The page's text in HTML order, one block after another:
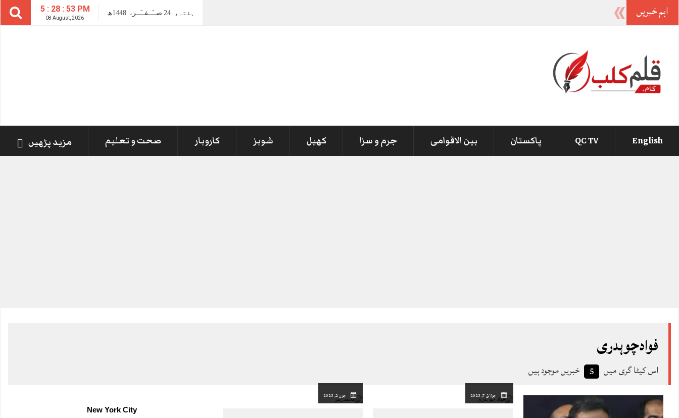
5 : 28 : 54 PM
08 August, 2026
ہفتہ، 24 صــَــفــَــر، 1448ھ اہم خبریں
English
QC TV پاکستان بین الاقوامی جرم و سزا کھیل شوبز کاروبار صحت و تعلیم مزید پڑھیں
فوادچوہدری
اس کیٹا گری میں 5 خبریں موجود ہیں
New York City
جولائ 7, 2023 جون 2, 2023